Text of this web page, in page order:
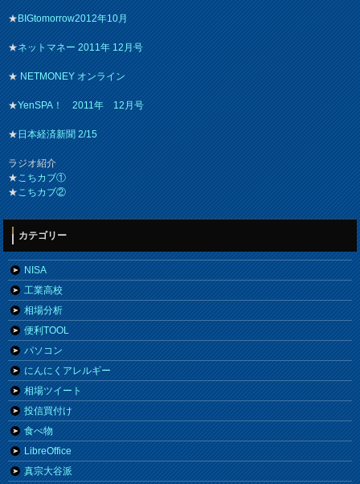
★BIGtomorrow2012年10月
★ネットマネー 2011年 12月号
★NETMONEY オンライン
★YenSPA！ 2011年 12月号
★日本経済新聞 2/15
ラジオ紹介
★こちカブ①
★こちカブ②
カテゴリー
NISA
工業高校
相場分析
便利TOOL
パソコン
にんにくアレルギー
相場ツイート
投信買付け
食べ物
LibreOffice
真宗大谷派